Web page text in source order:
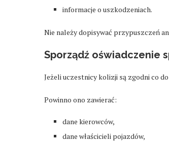
informacje o uszkodzeniach.
Nie należy dopisywać przypuszczeń
Sporządź oświadczenie
Jeżeli uczestnicy kolizji są zgodni co
Powinno ono zawierać:
dane kierowców,
dane właścicieli pojazdów,